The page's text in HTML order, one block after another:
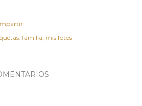
familia mis fotos